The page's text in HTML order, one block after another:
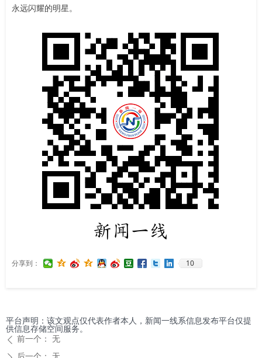
永远闪耀的明星。
分享到： 10
ꄴ 前一个： 无
平台声明：该文观点仅代表作者本人，新闻一线系信息发布平台仅提
供信息存储空间服务。